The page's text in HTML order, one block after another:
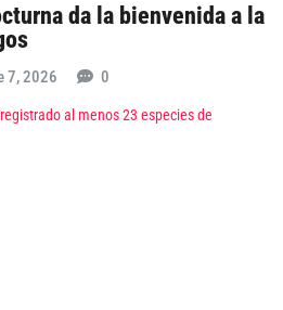
da la bienvenida a la
7, 2026 0
al menos 23 especies de